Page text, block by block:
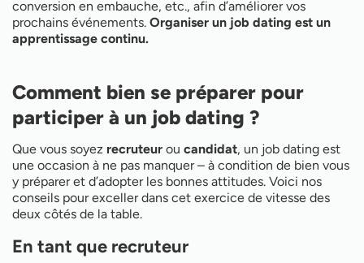
conversion en embauche, etc., afin d’améliorer vos
prochains événements. Organiser un job dating est un
apprentissage continu.
Comment bien se préparer pour
participer à un job dating ?
Que vous soyez recruteur ou candidat, un job dating est
une occasion à ne pas manquer – à condition de bien vous
y préparer et d’adopter les bonnes attitudes. Voici nos
conseils pour exceller dans cet exercice de vitesse des
deux côtés de la table.
En tant que recruteur